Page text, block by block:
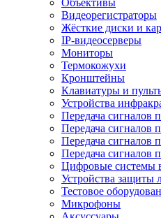
Объективы
Видеорегистраторы
Жёсткие диски и
IP-видеосерверы
Мониторы
Термокожухи
Кронштейны
Клавиатуры и
Устройства
Передача сигналов
Передача сигналов
Передача сигналов
Передача сигналов
Цифровые системы
Устройства защиты
Тестовое
Микрофоны